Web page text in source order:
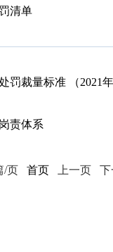
清单
罚裁量标准 （2021年
责体系
/页 首页 上一页 下